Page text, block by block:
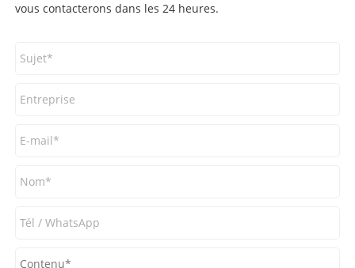
vous contacterons dans les 24 heures.